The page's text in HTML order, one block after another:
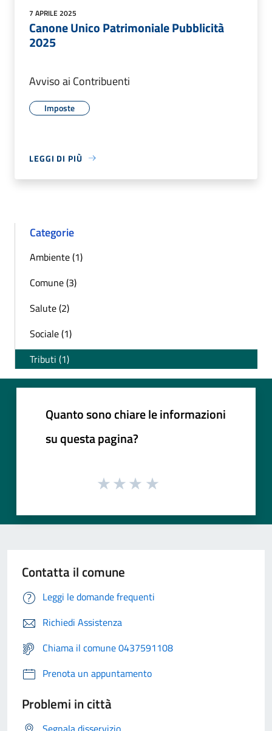
7 APRILE 2025
Canone Unico Patrimoniale Pubblicità
2025
Avviso ai Contribuenti
Imposte
LEGGI DI PIÙ
Categorie
Ambiente (1)
Comune (3)
Salute (2)
Sociale (1)
Tributi (1)
Quanto sono chiare le informazioni
su questa pagina?
Contatta il comune
Leggi le domande frequenti
Richiedi Assistenza
Chiama il comune 0437591108
Prenota un appuntamento
Problemi in città